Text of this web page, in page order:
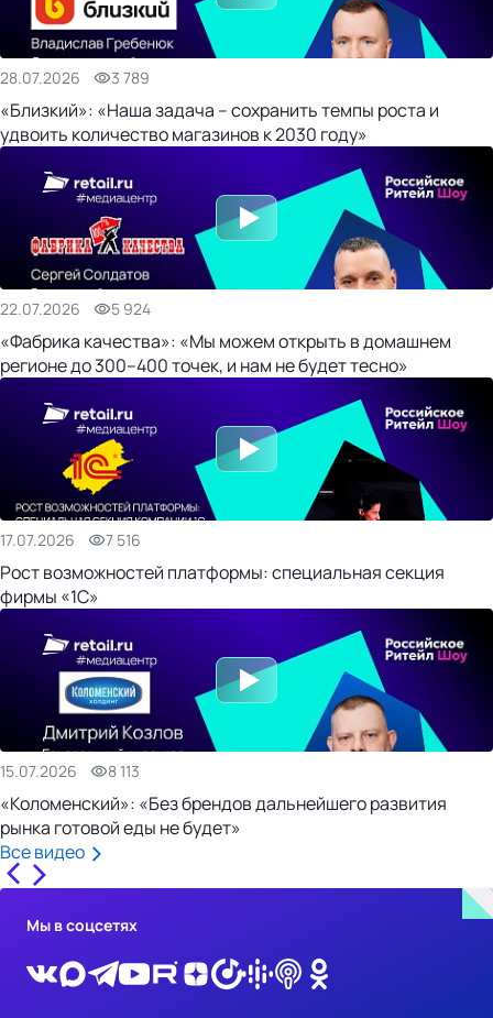
28.07.2026 3 789
«Близкий»: «Наша задача – сохранить темпы роста и
удвоить количество магазинов к 2030 году»
22.07.2026 5 924
«Фабрика качества»: «Мы можем открыть в домашнем
регионе до 300–400 точек, и нам не будет тесно»
17.07.2026 7 516
Рост возможностей платформы: специальная секция
фирмы «1С»
15.07.2026 8 113
«Коломенский»: «Без брендов дальнейшего развития
рынка готовой еды не будет»
Все видео
Мы в соцсетях